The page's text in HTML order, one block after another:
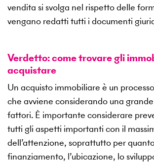
vendita si svolga nel rispetto delle
vengano redatti tutti i documenti
Verdetto: come trovare gli
acquistare
Un acquisto immobiliare è un
che avviene considerando una
fattori. È importante considerare
tutti gli aspetti importanti con il
dell’attenzione, soprattutto per
finanziamento, l’ubicazione, lo